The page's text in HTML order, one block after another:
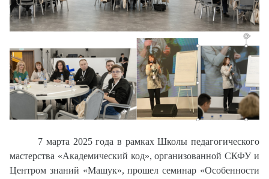
7 марта 2025 года в рамках Школы педагогического
мастерства «Академический код», организованной СКФУ и
Центром знаний «Машук», прошел семинар «Особенности